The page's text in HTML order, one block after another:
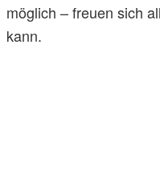
möglich – freuen sich
kann.